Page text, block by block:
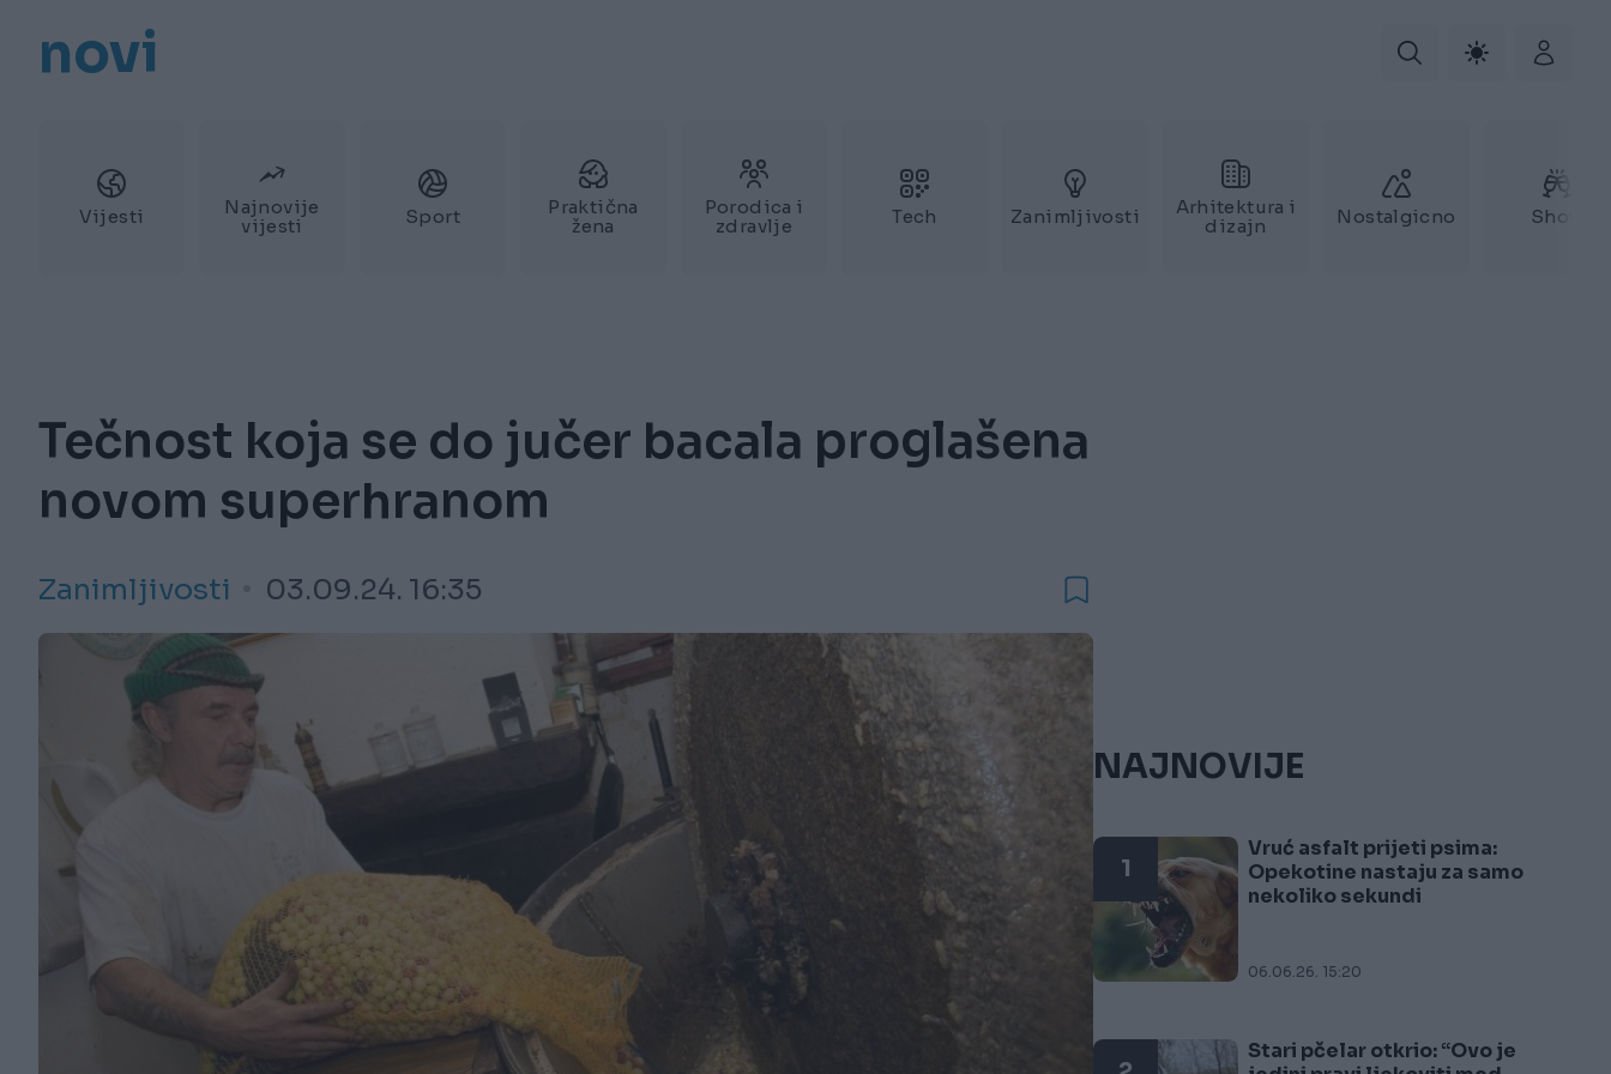
novi
Vijesti
Najnovije
vijesti
Sport
Praktična
žena
Porodica i
zdravlje
Tech Zanimljivosti
Arhitektura i
dizajn
Nostalgicno Show
Tečnost koja se do jučer bacala proglašena
novom superhranom
Zanimljivosti 03.09.24. 16:35
NAJNOVIJE
1
Vruć asfalt prijeti psima:
Opekotine nastaju za samo
nekoliko sekundi
06.06.26. 15:20
Stari pčelar otkrio: “Ovo je